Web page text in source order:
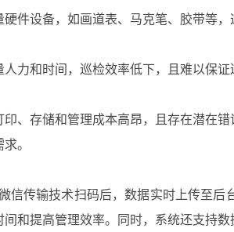
件设备，如画道表、马克笔、胶带等
力和时间，巡检效率低下，且难以保
、存储和管理成本高昂，且存在潜在
。
信传输技术扫码后，数据实时上传至
和提高管理效率。同时，系统还支持